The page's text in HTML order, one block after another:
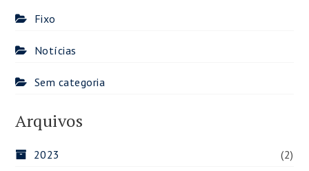
Fixo
Notícias
Sem categoria
Arquivos
2023
(2)